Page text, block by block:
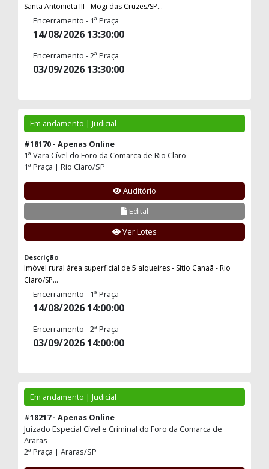
Santa Antonieta III - Mogi das Cruzes/SP...
Encerramento - 1ª Praça
14/08/2026 13:30:00
Encerramento - 2ª Praça
03/09/2026 13:30:00
Em andamento | Judicial
#18170 - Apenas Online
1ª Vara Cível do Foro da Comarca de Rio Claro
1ª Praça | Rio Claro/SP
Auditório
Edital
Ver Lotes
Descrição
Imóvel rural área superficial de 5 alqueires - Sítio Canaã - Rio
Claro/SP...
Encerramento - 1ª Praça
14/08/2026 14:00:00
Encerramento - 2ª Praça
03/09/2026 14:00:00
Em andamento | Judicial
#18217 - Apenas Online
Juizado Especial Cível e Criminal do Foro da Comarca de
Araras
2ª Praça | Araras/SP